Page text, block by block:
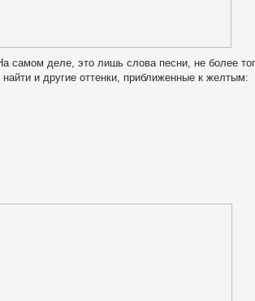
самом деле, это лишь слова песни, не более
и другие оттенки, приближенные к желтым: